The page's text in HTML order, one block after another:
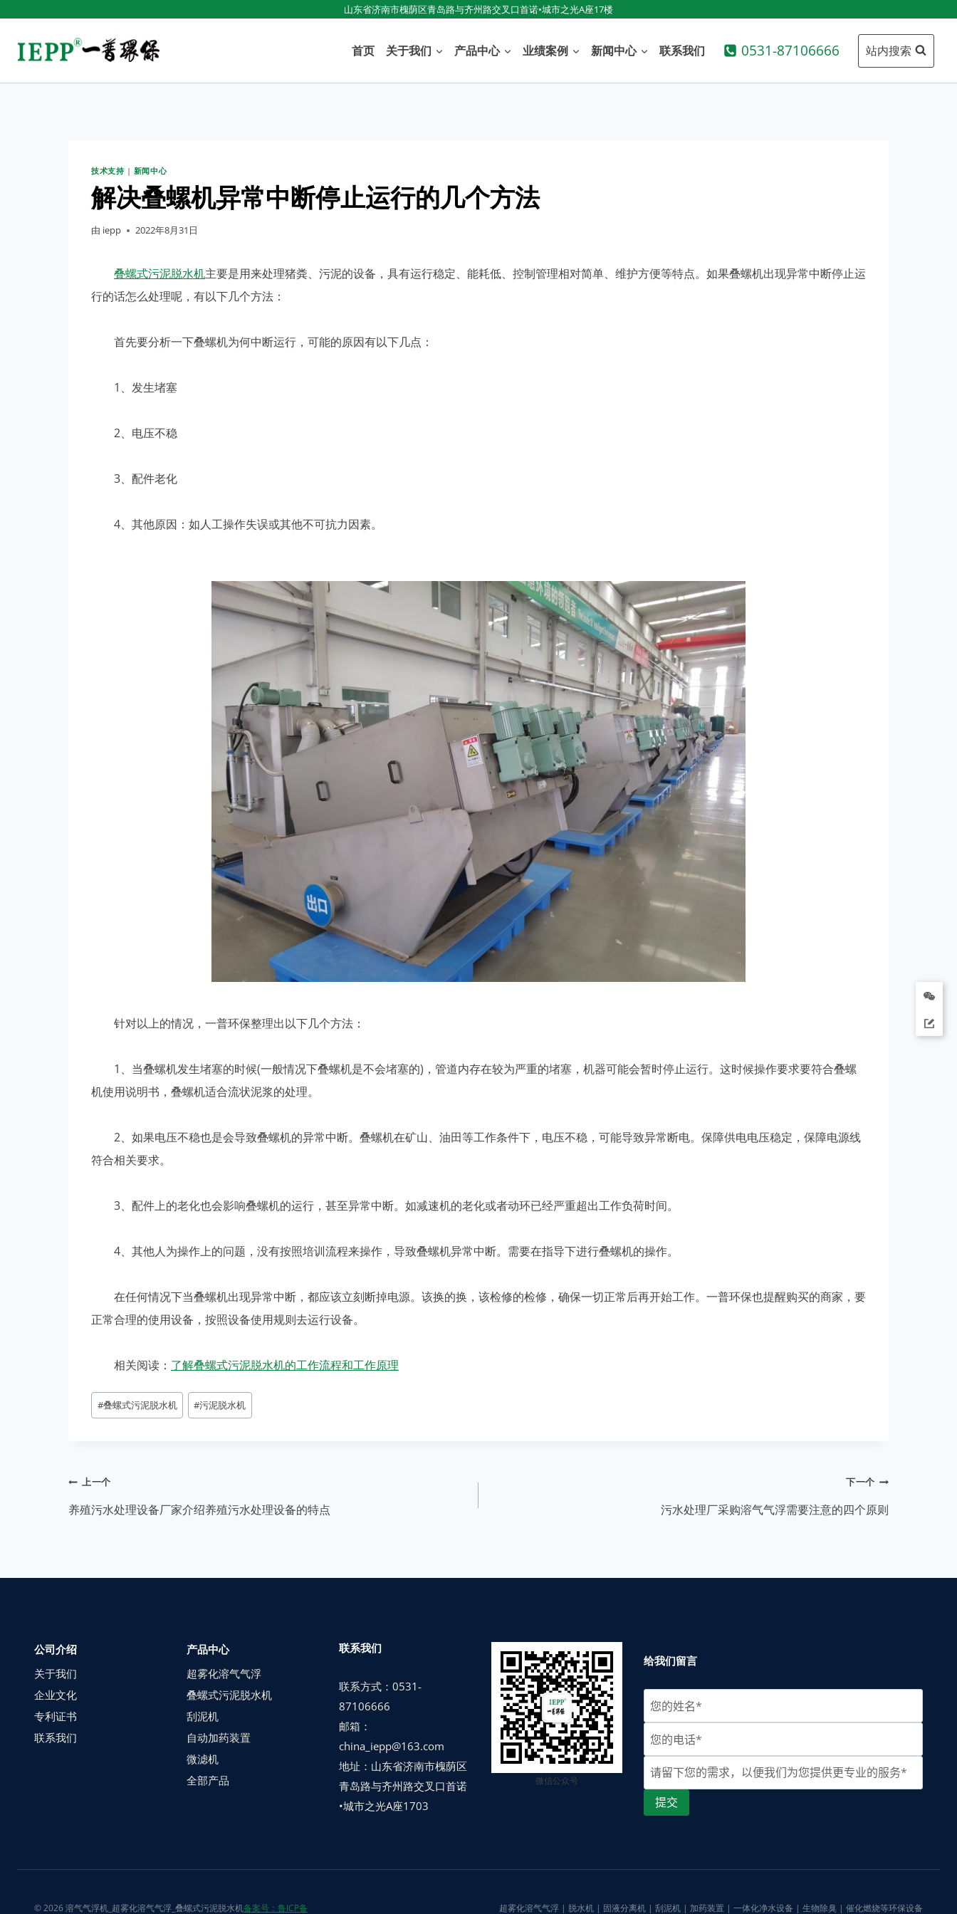
山东省济南市槐荫区青岛路与齐州路交叉口首诺•城市之光A座17楼
首页 关于我们 产品中心 业绩案例 新闻中心 联系我们 0531-87106666 站内搜索
技术支持 | 新闻中心
解决叠螺机异常中断停止运行的几个方法
由 iepp 2022年8月31日
叠螺式污泥脱水机主要是用来处理猪粪、污泥的设备，具有运行稳定、能耗低、控制管理相对简单、维护方便等特点。如果叠螺机出现异常中断停止运
行的话怎么处理呢，有以下几个方法：
首先要分析一下叠螺机为何中断运行，可能的原因有以下几点：
1、发生堵塞
2、电压不稳
3、配件老化
4、其他原因：如人工操作失误或其他不可抗力因素。
针对以上的情况，一普环保整理出以下几个方法：
1、当叠螺机发生堵塞的时候(一般情况下叠螺机是不会堵塞的)，管道内存在较为严重的堵塞，机器可能会暂时停止运行。这时候操作要求要符合叠螺
机使用说明书，叠螺机适合流状泥浆的处理。
2、如果电压不稳也是会导致叠螺机的异常中断。叠螺机在矿山、油田等工作条件下，电压不稳，可能导致异常断电。保障供电电压稳定，保障电源线
符合相关要求。
3、配件上的老化也会影响叠螺机的运行，甚至异常中断。如减速机的老化或者动环已经严重超出工作负荷时间。
4、其他人为操作上的问题，没有按照培训流程来操作，导致叠螺机异常中断。需要在指导下进行叠螺机的操作。
在任何情况下当叠螺机出现异常中断，都应该立刻断掉电源。该换的换，该检修的检修，确保一切正常后再开始工作。一普环保也提醒购买的商家，要
正常合理的使用设备，按照设备使用规则去运行设备。
相关阅读： 了解叠螺式污泥脱水机的工作流程和工作原理
#叠螺式污泥脱水机 #污泥脱水机
上一个
养殖污水处理设备厂家介绍养殖污水处理设备的特点
下一个
污水处理厂采购溶气气浮需要注意的四个原则
公司介绍
关于我们
企业文化
专利证书
联系我们
产品中心
超雾化溶气气浮
叠螺式污泥脱水机
刮泥机
自动加药装置
微滤机
全部产品
联系我们
联系方式：0531-
87106666
邮箱：
china_iepp@163.com
地址：山东省济南市槐荫区
青岛路与齐州路交叉口首诺
•城市之光A座1703
微信公众号
给我们留言
© 2026 溶气气浮机_超雾化溶气气浮_叠螺式污泥脱水机备案号：鲁ICP备 超雾化溶气气浮 | 脱水机 | 固液分离机 | 刮泥机 | 加药装置 | 一体化净水设备 | 生物除臭 | 催化燃烧等环保设备